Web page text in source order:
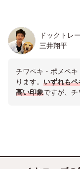
ドックトレ
三井翔平
チワペキ・ポメペ
ります。 いずれもペ
高い印象ですが、チ